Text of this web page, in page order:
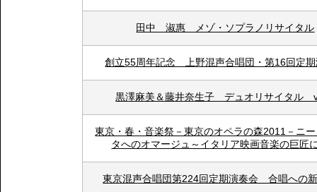
田中 淑惠 メゾ・ソプラノリサイタル
創立55周年記念 上野混声合唱団・第16回定
黒澤麻美＆藤井奈生子 デュオリサイタル
東京・春・音楽祭－東京のオペラの森2011－ニ
タへのオマージュ～イタリア映画音楽の巨匠
東京混声合唱団第224回定期演奏会 合唱への